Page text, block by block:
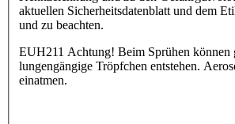
aktuellen Sicherheitsdatenblatt und dem
und zu beachten.
EUH211 Achtung! Beim Sprühen können
lungengängige Tröpfchen entstehen.
einatmen.